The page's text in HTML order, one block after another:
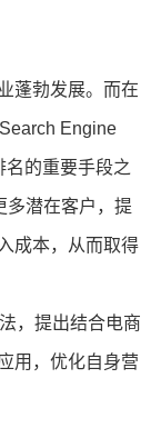
蓬勃发展。而在
Engine
的重要手段之
多潜在客户，提
成本，从而取得
，提出结合电商
用，优化自身营